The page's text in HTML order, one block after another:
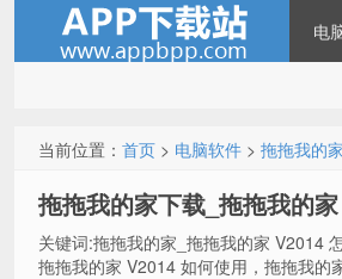
电
当前位置： 首页 > 电脑软件 > 拖拖我的
拖拖我的家下载_拖拖我的
关键词:拖拖我的家_拖拖我的家 V2014
拖拖我的家 V2014 如何使用，拖拖我的